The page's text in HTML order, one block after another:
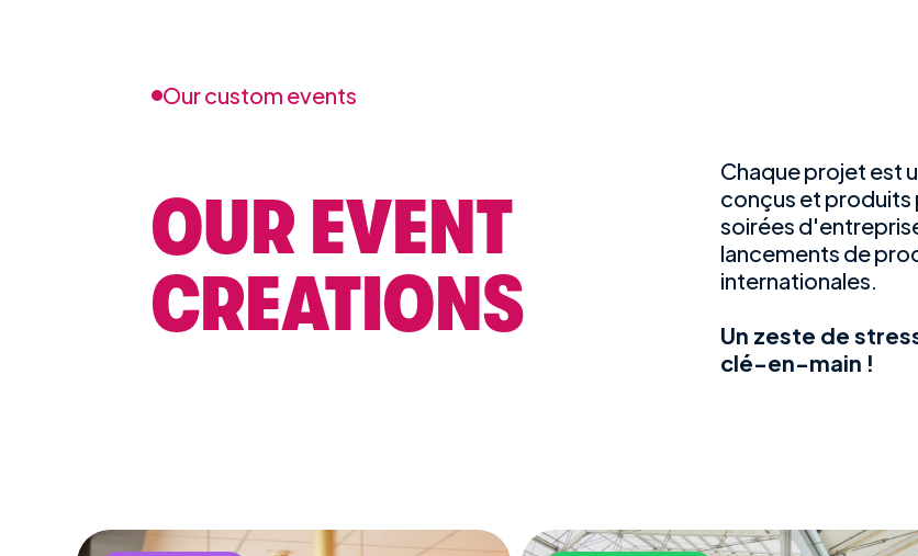
Our custom events
OUR EVENT
CREATIONS
Chaque projet est
conçus et produits
soirées
lancements de
internationales.
Un zeste de
clé-en-main !